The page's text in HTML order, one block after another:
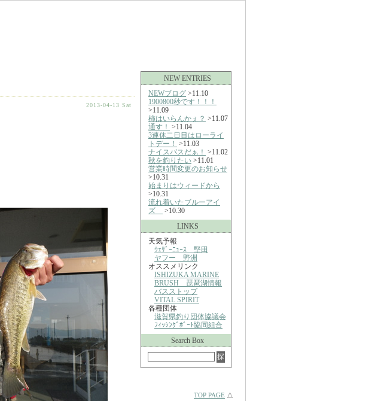
2013-04-13 Sat
NEW ENTRIES
NEWブログ >11.10
1900800秒です！！！
>11.09
柿はいらんかぇ？ >11.07
通す！ >11.04
3連休二日目はローライ
トデー！ >11.03
ナイスバスだぁ！ >11.02
秋を釣りたい >11.01
営業時間変更のお知らせ
>10.31
始まりはウィードから
>10.31
流れ着いたブルーアイ
ズ
>10.30
LINKS
天気予報
ｳｪｻﾞｰﾆｭｰｽ 堅田
ヤフー 野洲
オススメリンク
ISHIZUKA MARINE
BRUSH 琵琶湖情報
バスストップ
VITAL SPIRIT
各種団体
滋賀県釣り団体協議会
ﾌｨｯｼﾝｸﾞﾎﾞｰﾄ協同組合
Search Box
TOP PAGE △